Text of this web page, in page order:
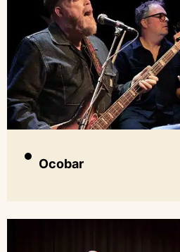
Ocobar